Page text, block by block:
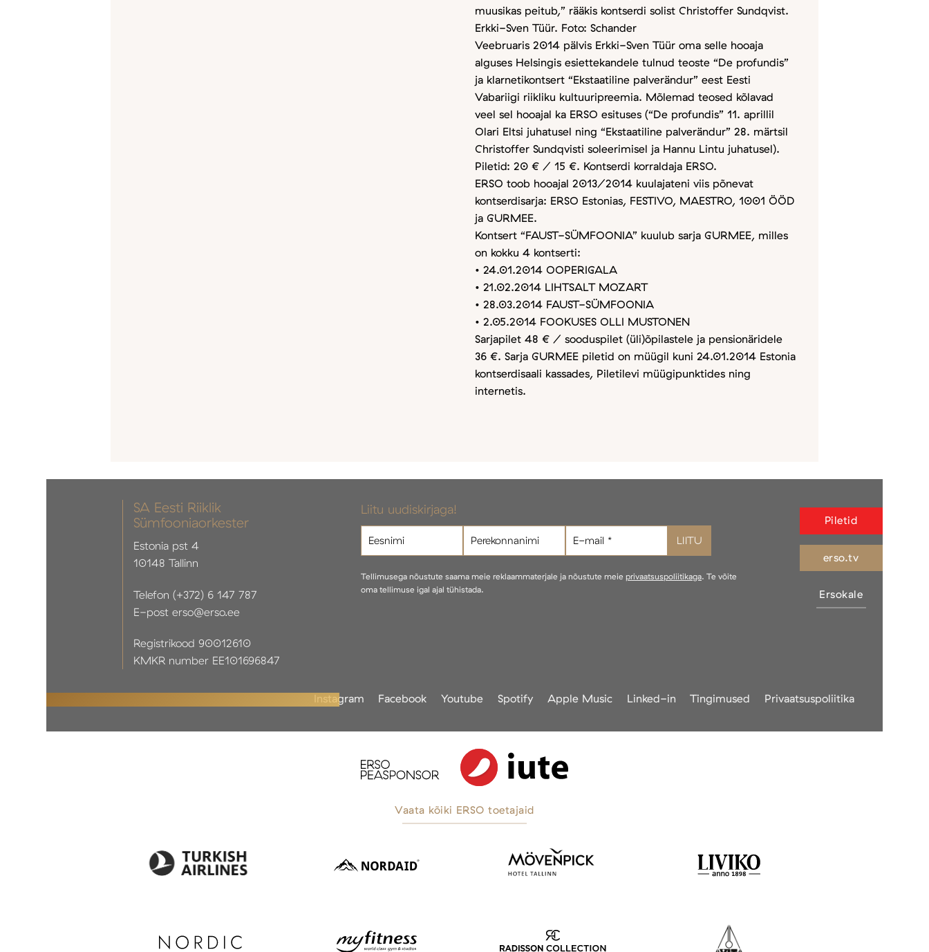
muusikas peitub,” rääkis kontserdi solist Christoffer Sundqvist.
Erkki-Sven Tüür. Foto: Schander
Veebruaris 2014 pälvis Erkki-Sven Tüür oma selle hooaja
alguses Helsingis esiettekandele tulnud teoste “De profundis”
ja klarnetikontsert “Ekstaatiline palverändur” eest Eesti
Vabariigi riikliku kultuuripreemia. Mõlemad teosed kõlavad
veel sel hooajal ka ERSO esituses (“De profundis” 11. aprillil
Olari Eltsi juhatusel ning “Ekstaatiline palverändur” 28. märtsil
Christoffer Sundqvisti soleerimisel ja Hannu Lintu juhatusel).
Piletid: 20 € / 15 €. Kontserdi korraldaja ERSO.
ERSO toob hooajal 2013/2014 kuulajateni viis põnevat
kontserdisarja: ERSO Estonias, FESTIVO, MAESTRO, 1001 ÖÖD
ja GURMEE.
Kontsert “FAUST-SÜMFOONIA” kuulub sarja GURMEE, milles
on kokku 4 kontserti:
• 24.01.2014 OOPERIGALA
• 21.02.2014 LIHTSALT MOZART
• 28.03.2014 FAUST-SÜMFOONIA
• 2.05.2014 FOOKUSES OLLI MUSTONEN
Sarjapilet 48 € / sooduspilet (üli)õpilastele ja pensionäridele
36 €. Sarja GURMEE piletid on müügil kuni 24.01.2014 Estonia
kontserdisaali kassades, Piletilevi müügipunktides ning
internetis.
SA Eesti Riiklik
Sümfooniaorkester
Estonia pst 4
10148 Tallinn
Telefon (+372) 6 147 787
E-post erso@erso.ee
Registrikood 90012610
KMKR number EE101696847
Liitu uudiskirjaga!
Tellimusega nõustute saama meie reklaammaterjale ja nõustute meie privaatsuspoliitikaga. Te võite
oma tellimuse igal ajal tühistada.
Piletid
erso.tv
Ersokale
Instagram Facebook Youtube Spotify Apple Music Linked-in Tingimused Privaatsuspoliitika
Vaata kõiki ERSO toetajaid